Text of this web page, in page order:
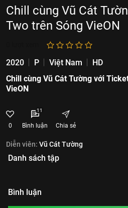
Chill cùng Vũ Cát
Two trên Sóng VieON
2020 P Việt Nam
HD
Chill cùng Vũ Cát Tường với
VieON
0
11
Bình luận Chia sẻ
Diễn viên: Vũ Cát Tường
Danh sách tập
Bình luận